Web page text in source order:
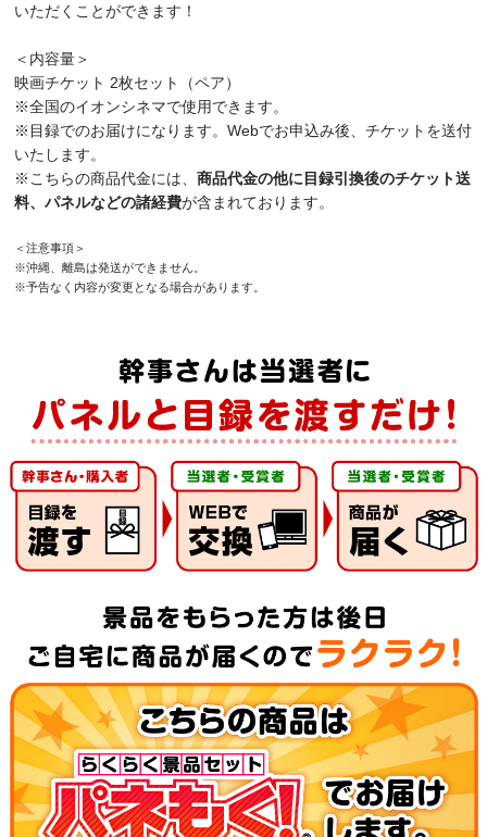
いただくことができます！
＜内容量＞
映画チケット 2枚セット（ペア）
※全国のイオンシネマで使用できます。
※目録でのお届けになります。Webでお申込み後、チケットを送付
いたします。
※こちらの商品代金には、商品代金の他に目録引換後のチケット送
料、パネルなどの諸経費が含まれております。
＜注意事項＞
※沖縄、離島は発送ができません。
※予告なく内容が変更となる場合があります。